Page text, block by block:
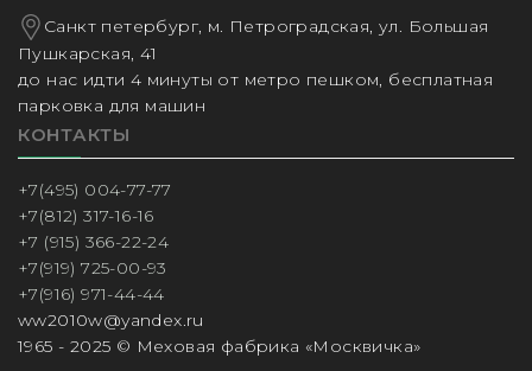
Санкт петербург, м. Петроградская, ул. Большая
Пушкарская, 41
до нас идти 4 минуты от метро пешком, бесплатная
парковка для машин
КОНТАКТЫ
+7(495) 004-77-77
+7(812) 317-16-16
+7 (915) 366-22-24
+7(919) 725-00-93
+7(916) 971-44-44
ww2010w@yandex.ru
1965 - 2025 © Меховая фабрика «Москвичка»